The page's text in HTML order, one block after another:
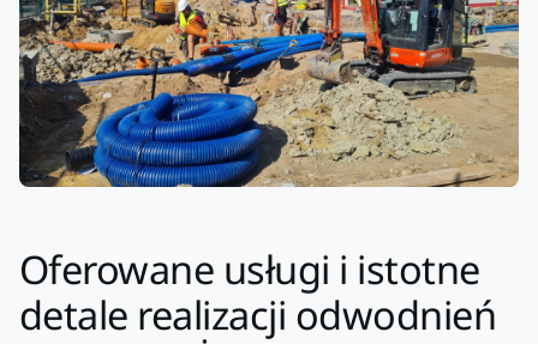
Oferowane usługi i istotne
detale realizacji odwodnień